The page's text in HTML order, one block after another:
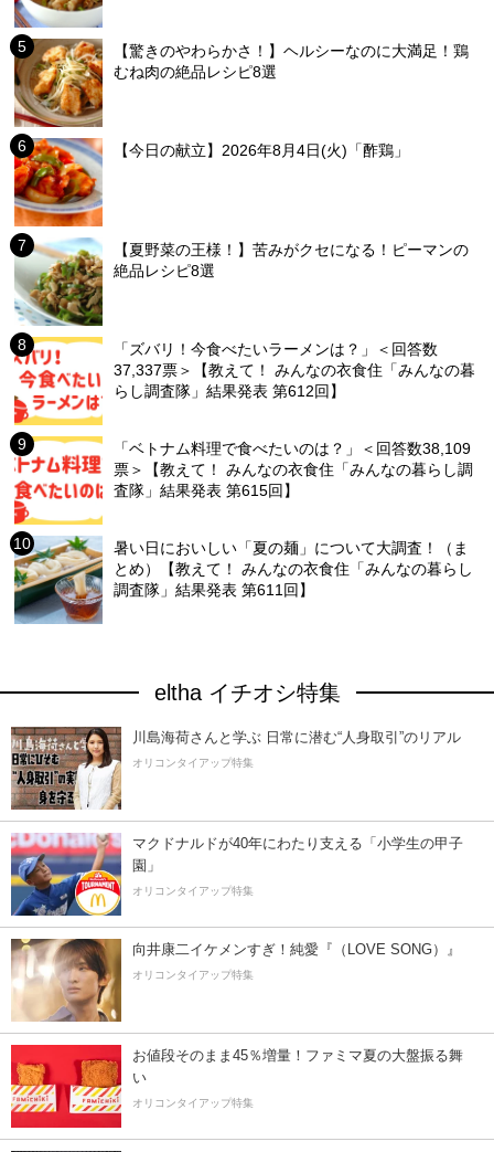
【驚きのやわらかさ！】ヘルシーなのに大満足！鶏
むね肉の絶品レシピ8選
【今日の献立】2026年8月4日(火)「酢鶏」
【夏野菜の王様！】苦みがクセになる！ピーマンの
絶品レシピ8選
「ズバリ！今食べたいラーメンは？」＜回答数
37,337票＞【教えて！ みんなの衣食住「みんなの暮
らし調査隊」結果発表 第612回】
「ベトナム料理で食べたいのは？」＜回答数38,109
票＞【教えて！ みんなの衣食住「みんなの暮らし調
査隊」結果発表 第615回】
暑い日においしい「夏の麺」について大調査！（ま
とめ）【教えて！ みんなの衣食住「みんなの暮らし
調査隊」結果発表 第611回】
eltha イチオシ特集
川島海荷さんと学ぶ 日常に潜む“人身取引”のリアル
オリコンタイアップ特集
マクドナルドが40年にわたり支える「小学生の甲子
園」
オリコンタイアップ特集
向井康二イケメンすぎ！純愛『（LOVE SONG）』
オリコンタイアップ特集
お値段そのまま45％増量！ファミマ夏の大盤振る舞
い
オリコンタイアップ特集